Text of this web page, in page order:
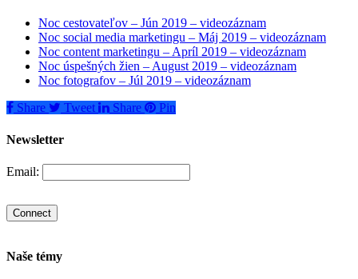
Noc cestovateľov – Jún 2019 – videozáznam
Noc social media marketingu – Máj 2019 – videozáznam
Noc content marketingu – Apríl 2019 – videozáznam
Noc úspešných žien – August 2019 – videozáznam
Noc fotografov – Júl 2019 – videozáznam
Share
Tweet Share Pin
Newsletter
Email:
Naše témy